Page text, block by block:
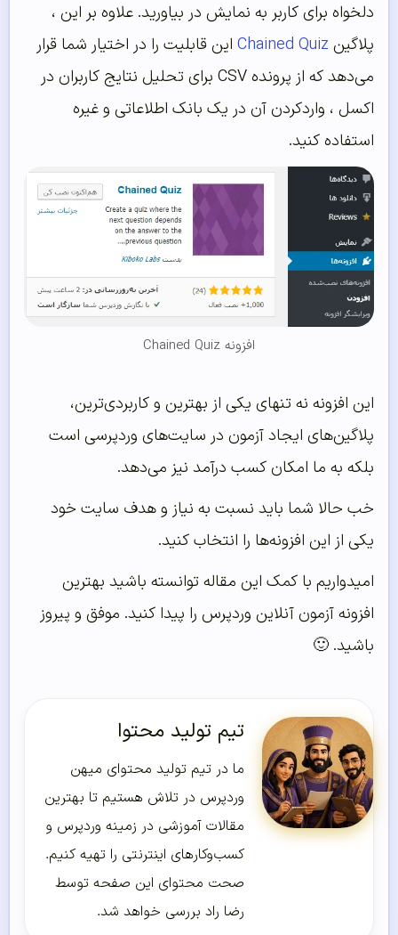
دلخواه برای کاربر به نمایش در بیاورید. علاوه بر این ،
پلاگین Chained Quiz این قابلیت را در اختیار شما قرار
می‌‌دهد که از پرونده CSV برای تحلیل نتایج کاربران در
اکسل ، واردکردن آن در یک بانک اطلاعاتی و غیره
استفاده کنید.
افزونه Chained Quiz
این افزونه نه تنهای یکی از بهترین و کاربردی‌ترین،
پلاگین‌های ایجاد آزمون در سایت‌های وردپرسی است
بلکه به ما امکان کسب درآمد نیز می‌دهد.
خب حالا شما باید نسبت به نیاز و هدف سایت خود
یکی از این افزونه‌‌ها را انتخاب کنید.
امیدواریم با کمک این مقاله توانسته باشید بهترین
افزونه آزمون آنلاین وردپرس را پیدا کنید. موفق و پیروز
باشید. 🙂
تیم تولید محتوا
ما در تیم تولید محتوای میهن
وردپرس در تلاش هستیم تا بهترین
مقالات آموزشی در زمینه وردپرس و
کسب‌و‌کارهای اینترنتی را تهیه کنیم.
صحت محتوای این صفحه توسط
رضا راد بررسی خواهد شد.